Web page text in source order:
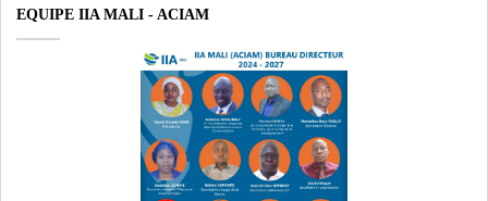
EQUIPE IIA MALI - ACIAM